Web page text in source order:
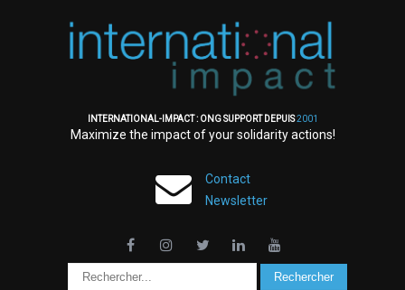
INTERNATIONAL-IMPACT : ONG SUPPORT DEPUIS2001
Maximize the impact of your solidarity actions!
Contact
Newsletter